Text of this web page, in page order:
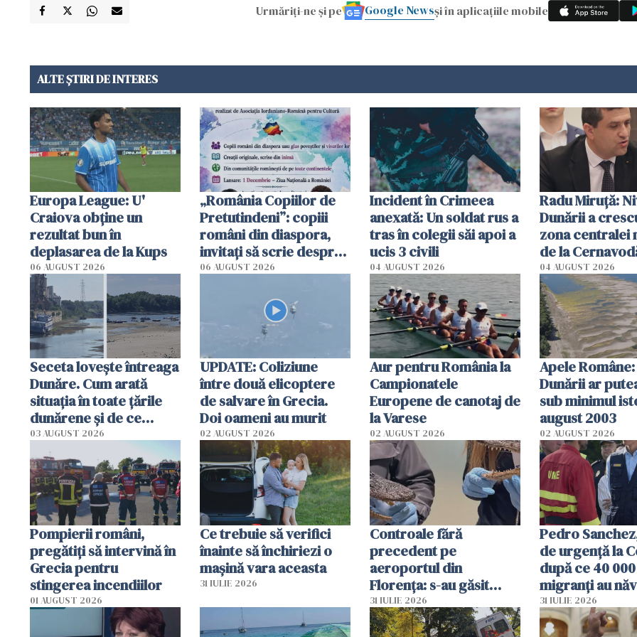
Urmăriți-ne și pe Google Newsși în aplicațiile mobile
ALTE ȘTIRI DE INTERES
Europa League: U'
Craiova obține un
rezultat bun în
deplasarea de la Kups
06 AUGUST 2026
„România Copiilor de
Pretutindeni”: copiii
români din diaspora,
invitați să scrie despre
România într-un volum
06 AUGUST 2026
Incident în Crimeea
anexată: Un soldat rus a
tras în colegii săi apoi a
ucis 3 civili
04 AUGUST 2026
Radu Miruţă:
Dunării a
zona centralei
de la
cm faţă de
04 AUGUST 2026
Seceta lovește întreaga
Dunăre. Cum arată
situația în toate țările
dunărene și de ce
România resimte
efectele, deși a plouat
în iulie
03 AUGUST 2026
UPDATE: Coliziune
între două elicoptere
de salvare în Grecia.
Doi oameni au murit
02 AUGUST 2026
Aur pentru România la
Campionatele
Europene de canotaj de
la Varese
02 AUGUST 2026
Apele
Dunării ar
sub minimul
august 2003
02 AUGUST 2026
Pompierii români,
pregătiţi să intervină în
Grecia pentru
stingerea incendiilor
01 AUGUST 2026
Ce trebuie să verifici
înainte să închiriezi o
mașină vara aceasta
31 IULIE 2026
Controale fără
precedent pe
aeroportul din
Florența: s-au găsit
capete de aligator și o
sumă imensă de bani
31 IULIE 2026
Pedro
de urgență la
după ce 40
migranți au
teritoriul
mobiliza toate
31 IULIE 2026